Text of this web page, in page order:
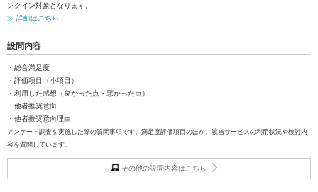
ンクイン対象となります。
≫ 詳細はこちら
設問内容
・総合満足度
・評価項目（小項目）
・利用した感想（良かった点・悪かった点）
・他者推奨意向
・他者推奨意向理由
アンケート調査を実施した際の質問事項です。満足度評価項目のほか、該当サービスの利用状況や検討内
容を質問しています。
その他の設問内容はこちら